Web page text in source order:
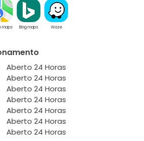
maps Bing maps Waze
Aberto 24 Horas
Aberto 24 Horas
Aberto 24 Horas
Aberto 24 Horas
Aberto 24 Horas
Aberto 24 Horas
Aberto 24 Horas